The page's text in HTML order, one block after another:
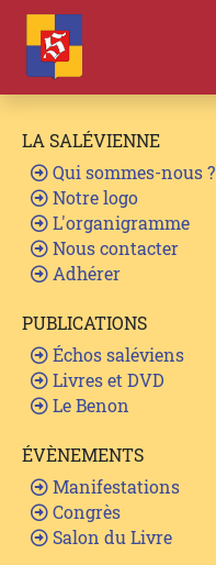
LA SALÉVIENNE
Qui sommes-nous ?
Notre logo
L'organigramme
Nous contacter
Adhérer
PUBLICATIONS
Échos saléviens
Livres et DVD
Le Benon
ÉVÈNEMENTS
Manifestations
Congrès
Salon du Livre